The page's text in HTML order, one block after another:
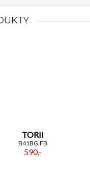
TORII
B41BG.FB
590,-